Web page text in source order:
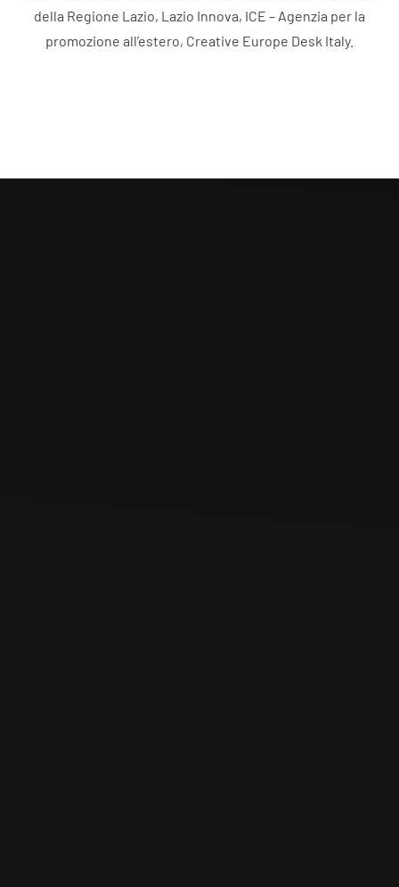
della Regione Lazio, Lazio Innova, ICE – Agenzia per la
promozione all’estero, Creative Europe Desk Italy.